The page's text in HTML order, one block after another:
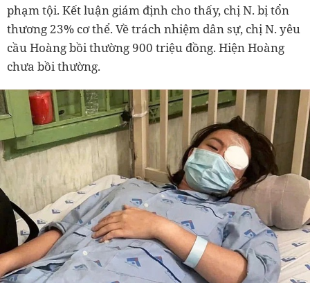
phạm tội. Kết luận giám định cho thấy, chị N. bị tổn
thương 23% cơ thể. Về trách nhiệm dân sự, chị N. yêu
cầu Hoàng bồi thường 900 triệu đồng. Hiện Hoàng
chưa bồi thường.